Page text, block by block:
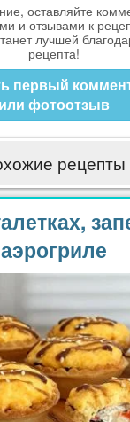
оставляйте
и отзывами к
лучшей
рецепта!
первый
или фотоотзыв
рецепты
аэрогриле